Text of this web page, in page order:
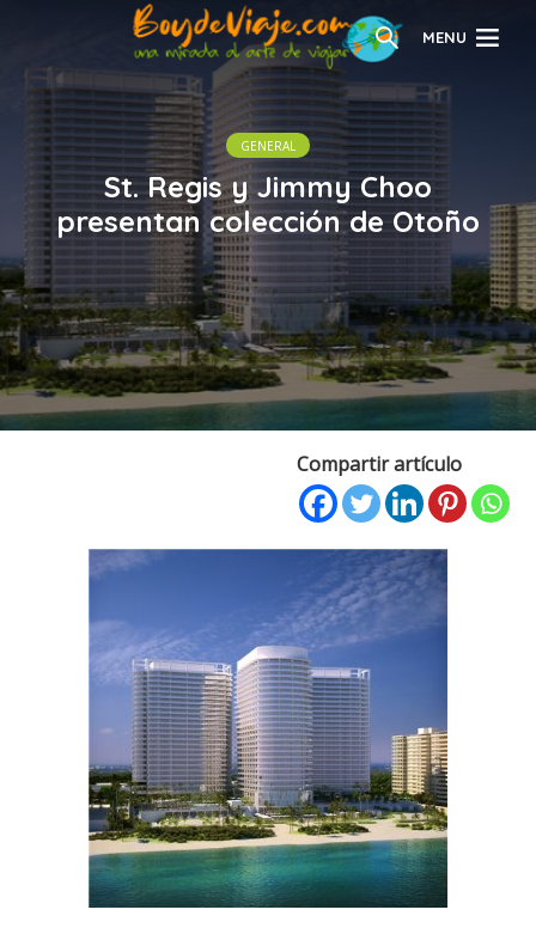
MENU
GENERAL
St. Regis y Jimmy Choo
presentan colección de Otoño
Compartir artículo